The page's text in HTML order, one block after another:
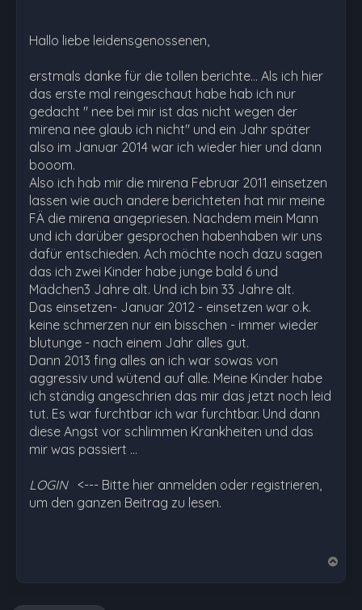
Hallo liebe leidensgenossenen,
erstmals danke für die tollen berichte... Als ich hier
das erste mal reingeschaut habe hab ich nur
gedacht " nee bei mir ist das nicht wegen der
mirena nee glaub ich nicht" und ein Jahr später
also im Januar 2014 war ich wieder hier und dann
booom.
Also ich hab mir die mirena Februar 2011 einsetzen
lassen wie auch andere berichteten hat mir meine
FÄ die mirena angepriesen. Nachdem mein Mann
und ich darüber gesprochen habenhaben wir uns
dafür entschieden. Ach möchte noch dazu sagen
das ich zwei Kinder habe junge bald 6 und
Mädchen3 Jahre alt. Und ich bin 33 Jahre alt.
Das einsetzen- Januar 2012 - einsetzen war o.k.
keine schmerzen nur ein bisschen - immer wieder
blutunge - nach einem Jahr alles gut.
Dann 2013 fing alles an ich war sowas von
aggressiv und wütend auf alle. Meine Kinder habe
ich ständig angeschrien das mir das jetzt noch leid
tut. Es war furchtbar ich war furchtbar. Und dann
diese Angst vor schlimmen Krankheiten und das
mir was passiert …
LOGIN <--- Bitte hier anmelden oder registrieren,
um den ganzen Beitrag zu lesen.